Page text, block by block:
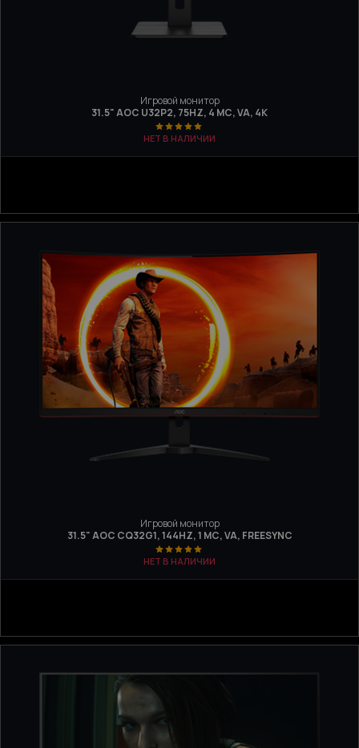
Игровой монитор
31.5" AOC U32P2, 75HZ, 4 МС, VA, 4K
НЕТ В НАЛИЧИИ
Игровой монитор
31.5" AOC CQ32G1, 144HZ, 1 МС, VA, FREESYNC
НЕТ В НАЛИЧИИ